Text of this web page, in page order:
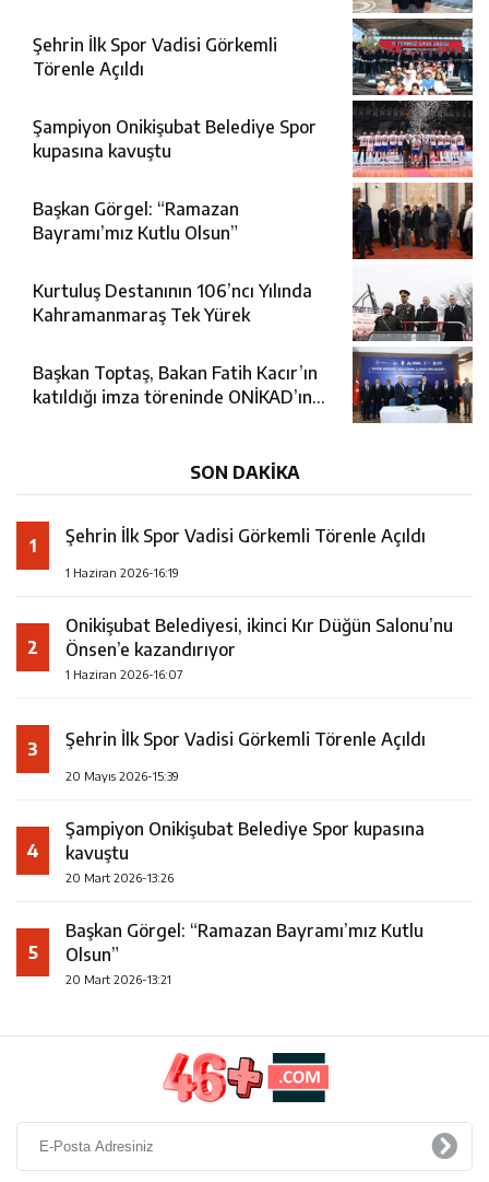
Şehrin İlk Spor Vadisi Görkemli
Törenle Açıldı
Şampiyon Onikişubat Belediye Spor
kupasına kavuştu
Başkan Görgel: “Ramazan
Bayramı’mız Kutlu Olsun”
Kurtuluş Destanının 106’ncı Yılında
Kahramanmaraş Tek Yürek
Başkan Toptaş, Bakan Fatih Kacır’ın
katıldığı imza töreninde ONİKAD’ın
SON DAKİKA
1 Şehrin İlk Spor Vadisi Görkemli Törenle Açıldı
1 Haziran 2026-16:19
2
Onikişubat Belediyesi, ikinci Kır Düğün Salonu’nu
Önsen’e kazandırıyor
1 Haziran 2026-16:07
3 Şehrin İlk Spor Vadisi Görkemli Törenle Açıldı
20 Mayıs 2026-15:39
4
Şampiyon Onikişubat Belediye Spor kupasına
kavuştu
20 Mart 2026-13:26
5
Başkan Görgel: “Ramazan Bayramı’mız Kutlu
Olsun”
20 Mart 2026-13:21